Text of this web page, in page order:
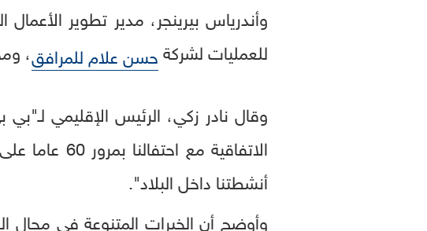
وأندرياس بيرينجر، مدير تطوير
للعمليات لشركةحسن علام للمرافق،
وقال نادر زكي، الرئيس الإقليمي
أنشطتنا داخل البلاد".
وأوضح أن الخبرات المتنوعة في مجال